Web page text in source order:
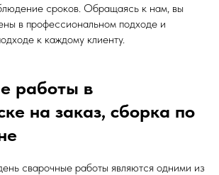
сроков. Обращаясь к нам, вы
в профессиональном подходе и
к каждому клиенту.
работы в
на заказ, сборка по
сварочные работы являются одними из